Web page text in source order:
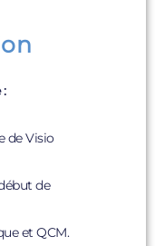
de Visio
de
et QCM.